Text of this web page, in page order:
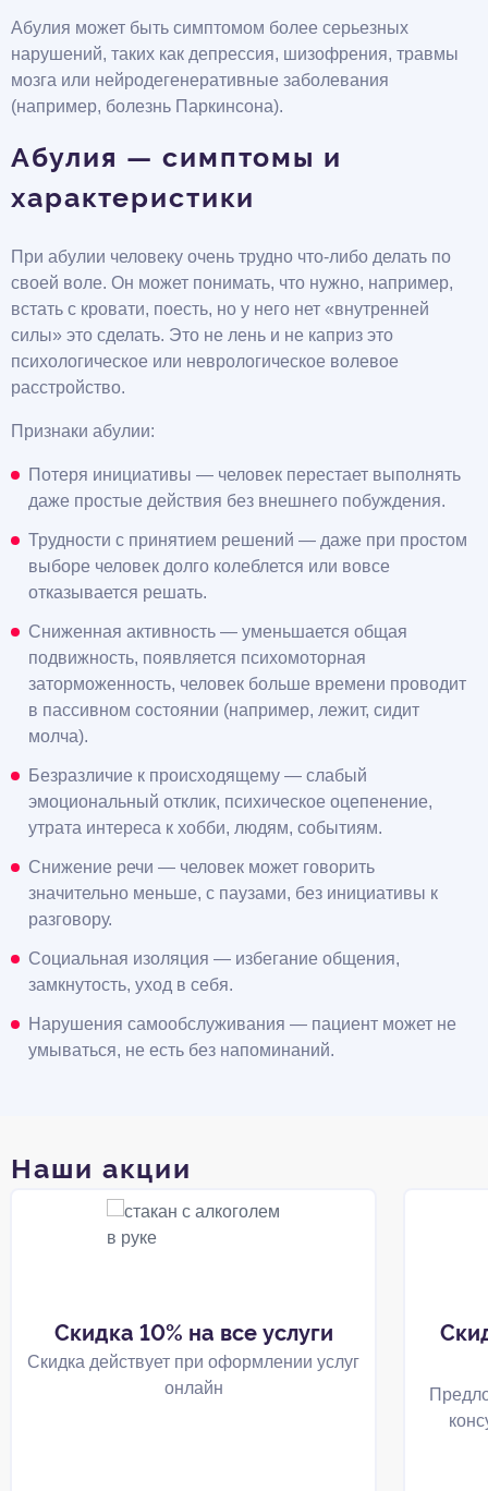
Абулия может быть симптомом более серьезных
нарушений, таких как депрессия, шизофрения, травмы
мозга или нейродегенеративные заболевания
(например, болезнь Паркинсона).
Абулия — симптомы и
характеристики
При абулии человеку очень трудно что-либо делать по
своей воле. Он может понимать, что нужно, например,
встать с кровати, поесть, но у него нет «внутренней
силы» это сделать. Это не лень и не каприз это
психологическое или неврологическое волевое
расстройство.
Признаки абулии:
Потеря инициативы — человек перестает выполнять
даже простые действия без внешнего побуждения.
Трудности с принятием решений — даже при простом
выборе человек долго колеблется или вовсе
отказывается решать.
Сниженная активность — уменьшается общая
подвижность, появляется психомоторная
заторможенность, человек больше времени проводит
в пассивном состоянии (например, лежит, сидит
молча).
Безразличие к происходящему — слабый
эмоциональный отклик, психическое оцепенение,
утрата интереса к хобби, людям, событиям.
Снижение речи — человек может говорить
значительно меньше, с паузами, без инициативы к
разговору.
Социальная изоляция — избегание общения,
замкнутость, уход в себя.
Нарушения самообслуживания — пациент может не
умываться, не есть без напоминаний.
Наши акции
Скидка 10% на все услуги
Скидка действует при оформлении услуг
онлайн